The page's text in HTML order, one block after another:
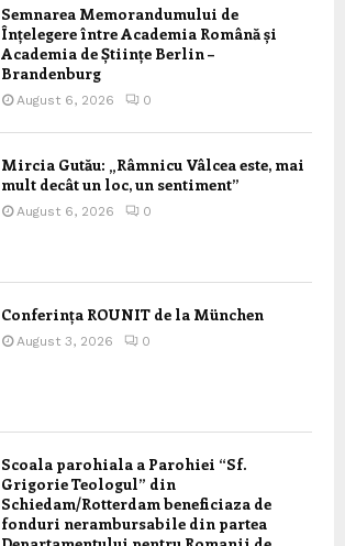
Semnarea Memorandumului de
Înțelegere între Academia Română și
Academia de Științe Berlin –
Brandenburg
August 6, 2026 0
Mircia Gutău: „Râmnicu Vâlcea este, mai
mult decât un loc, un sentiment”
August 6, 2026 0
Conferința ROUNIT de la München
August 3, 2026 0
Scoala parohiala a Parohiei “Sf.
Grigorie Teologul” din
Schiedam/Rotterdam beneficiaza de
fonduri nerambursabile din partea